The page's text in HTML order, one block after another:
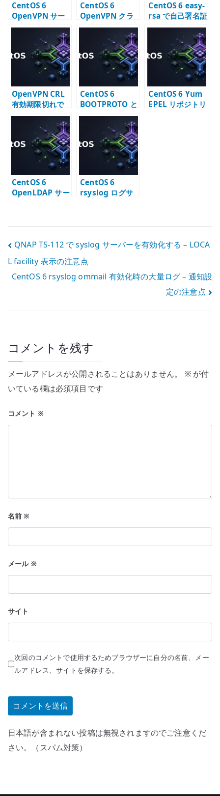
CentOS 6
OpenVPN サー
バー構築 – 証明
書とルーティン
グを含めた古い
手順
CentOS 6
OpenVPN クラ
イアント設定 –
証明書配置と接
CentOS 6 easy-
rsa で自己署名証
明書を作成する –
OpenVPN 用
PKI の基本
OpenVPN CRL
有効期限切れで
接続できない場
合の対処
CentOS 6
BOOTPROTO と
は – ifcfg の
DHCP / static
指定を確認する
CentOS 6 Yum
EPEL リポジトリ
CentOS 6
OpenLDAP サー
クトリの基本
CentOS 6
rsyslog ログサ
基本
投
稿
ナ
ビ
ー
シ
ョ
ン
QNAP TS-112 で syslog サーバーを有効化する – LOCA
L facility 表示の注意点
CentOS 6 rsyslog ommail 有効化時の大量ログ – 通知設
定の注意点
コメントを残す
メールアドレスが公開されることはありません。 ※が付
いている欄は必須項目です
コメント ※
名前※
メール ※
サイト
次回のコメントで使用するためブラウザーに自分の名前、メー
ルアドレス、サイトを保存する。
日本語が含まれない投稿は無視されますのでご注意くだ
さい。（スパム対策）